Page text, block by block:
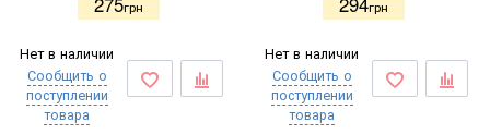
грн
Нет в наличии
Сообщить о
поступлении
товара
грн
Нет в наличии
Сообщить о
поступлении
товара